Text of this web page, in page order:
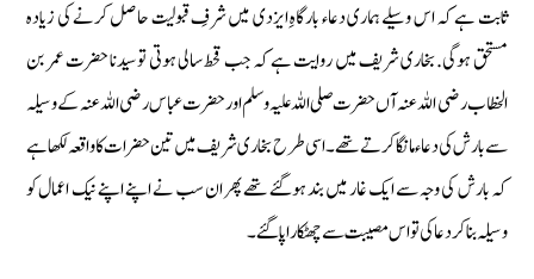
ثابت ہے کہ اس وسیلے ہماری دعاء بارگاہِ ایزدی میں شرفِ قبولیت حاصل کرنے کی زیادہ
مستحق ہوگی. بخاری شریف میں روایت ہے کہ جب قحط سالی ہوتی تو سیدنا حضرت عمر بن
الخطاب رضی اللہ عنہ آں حضرت صلی اللہ علیہ وسلم اور حضرت عباس رضی اللہ عنہ کے وسیلہ
سے بارش کی دعاء مانگا کرتے تھے۔ اسی طرح بخاری شریف میں تین حضرات کا واقعہ لکھا ہے
کہ بارش کی وجہ سے ایک غار میں بند ہوگئے تھے پھر ان سب نے اپنے اپنے نیک اعمال کو
وسیلہ بناکر دعا کی تو اس مصیبت سے چھٹکارا پاگئے۔